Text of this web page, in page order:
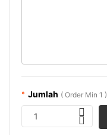
* Jumlah ( Order Min 1 )
1